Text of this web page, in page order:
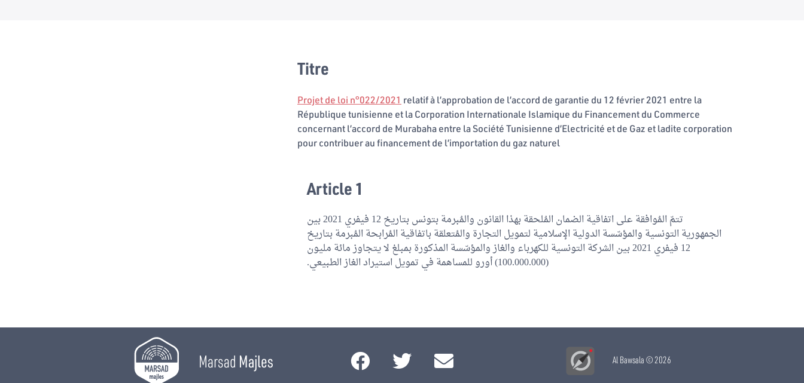
Titre
Projet de loi n°022/2021 relatif à l’approbation de l’accord de garantie du 12 février 2021 entre la
République tunisienne et la Corporation Internationale Islamique du Financement du Commerce
concernant l’accord de Murabaha entre la Société Tunisienne d’Electricité et de Gaz et ladite corporation
pour contribuer au financement de l’importation du gaz naturel
Article 1
تتمّ المُوافقة على اتفاقية الضمان المُلحقة بهذا القانون والمُبرمة بتونس بتاريخ 12 فيفري 2021 بين
الجمهورية التونسية والمؤسّسة الدولية الإسلامية لتمويل التجارة والمُتعلقة باتفاقية المُرابحة المُبرمة بتاريخ
12 فيفري 2021 بين الشركة التونسية للكهرباء والغاز والمؤسّسة المذكورة بمبلغ لا يتجاوز مائة مليون
(100.000.000) أورو للمساهمة في تمويل استيراد الغاز الطبيعي.
Marsad Majles Al Bawsala© 2026